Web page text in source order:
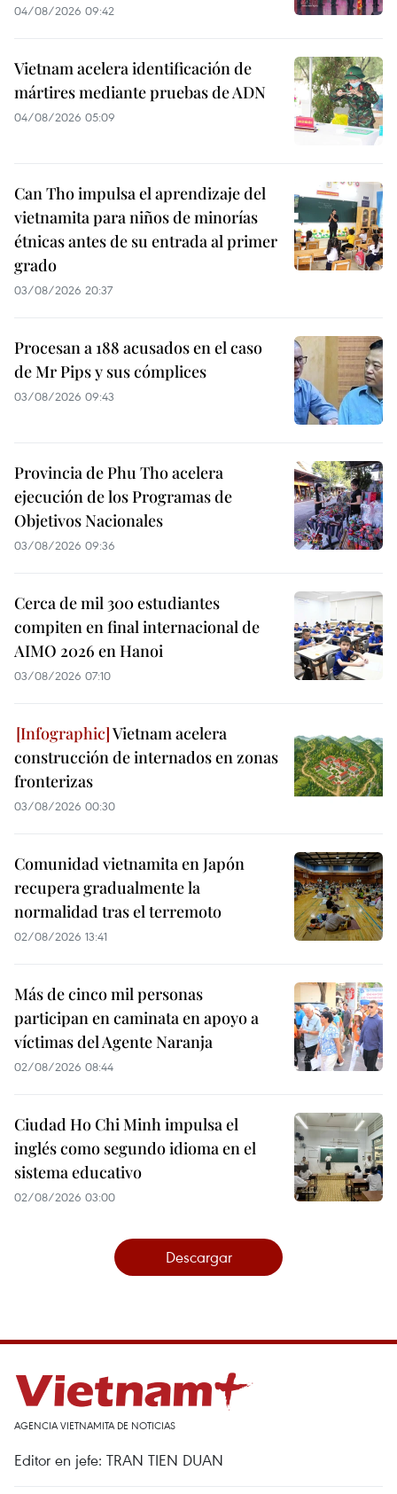
04/08/2026 09:42
Vietnam acelera identificación de
mártires mediante pruebas de ADN
04/08/2026 05:09
Can Tho impulsa el aprendizaje del
vietnamita para niños de minorías
étnicas antes de su entrada al primer
grado
03/08/2026 20:37
Procesan a 188 acusados en el caso
de Mr Pips y sus cómplices
03/08/2026 09:43
Provincia de Phu Tho acelera
ejecución de los Programas de
Objetivos Nacionales
03/08/2026 09:36
Cerca de mil 300 estudiantes
compiten en final internacional de
AIMO 2026 en Hanoi
03/08/2026 07:10
Vietnam acelera
construcción de internados en zonas
fronterizas
03/08/2026 00:30
Comunidad vietnamita en Japón
recupera gradualmente la
normalidad tras el terremoto
02/08/2026 13:41
Más de cinco mil personas
participan en caminata en apoyo a
víctimas del Agente Naranja
02/08/2026 08:44
Ciudad Ho Chi Minh impulsa el
inglés como segundo idioma en el
sistema educativo
02/08/2026 03:00
Descargar
AGENCIA VIETNAMITA DE NOTICIAS
Editor en jefe: TRAN TIEN DUAN